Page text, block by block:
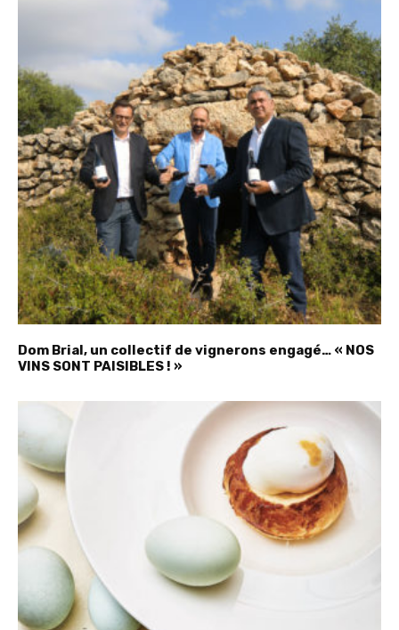
Dom Brial, un collectif de vignerons engagé… « NOS
VINS SONT PAISIBLES ! »